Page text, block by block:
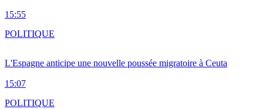
15:55
L'Espagne anticipe une nouvelle poussée migratoire à Ceuta
15:07
POLITIQUE
POLITIQUE